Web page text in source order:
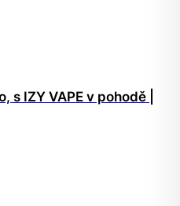
s IZY VAPE v pohodě |